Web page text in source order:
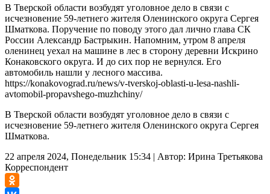
В Тверской области возбудят уголовное дело в связи с
исчезновение 59-летнего жителя Оленинского округа Сергея
Шматкова. Поручение по поводу этого дал лично глава СК
России Александр Бастрыкин. Напомним, утром 8 апреля
оленинец уехал на машине в лес в сторону деревни Искрино
Конаковского округа. И до сих пор не вернулся. Его
автомобиль нашли у лесного массива.
https://konakovograd.ru/news/v-tverskoj-oblasti-u-lesa-nashli-
avtomobil-propavshego-muzhchiny/
В Тверской области возбудят уголовное дело в связи с
исчезновение 59-летнего жителя Оленинского округа Сергея
Шматкова.
22 апреля 2024, Понедельник 15:34 | Автор: Ирина Третьякова
Корреспондент